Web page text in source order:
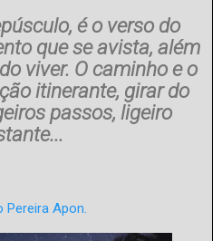
é o verso do
que se avista, além
viver. O caminho e o
itinerante, girar do
passos, ligeiro
Pereira Apon.